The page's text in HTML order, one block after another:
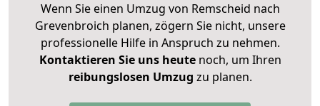
Wenn Sie einen Umzug von Remscheid nach
Grevenbroich planen, zögern Sie nicht, unsere
professionelle Hilfe in Anspruch zu nehmen.
Kontaktieren Sie uns heutenoch, um Ihren
reibungslosen Umzug zu planen.